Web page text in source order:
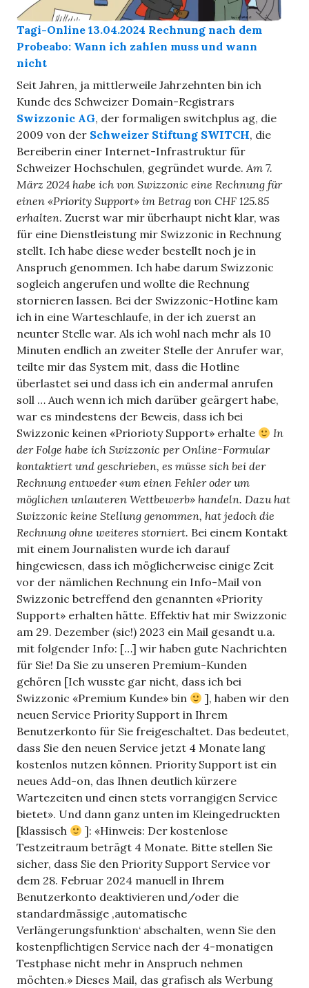
Tagi-Online 13.04.2024 Rechnung nach dem
Probeabo: Wann ich zahlen muss und wann
nicht
Seit Jahren, ja mittlerweile Jahrzehnten bin ich
Kunde des Schweizer Domain-Registrars
Swizzonic AG, der formaligen switchplus ag, die
2009 von der Schweizer Stiftung SWITCH, die
Bereiberin einer Internet-Infrastruktur für
Schweizer Hochschulen, gegründet wurde. Am 7.
März 2024 habe ich von Swizzonic eine Rechnung für
einen «Priority Support» im Betrag von CHF 125.85
erhalten. Zuerst war mir überhaupt nicht klar, was
für eine Dienstleistung mir Swizzonic in Rechnung
stellt. Ich habe diese weder bestellt noch je in
Anspruch genommen. Ich habe darum Swizzonic
sogleich angerufen und wollte die Rechnung
stornieren lassen. Bei der Swizzonic-Hotline kam
ich in eine Warteschlaufe, in der ich zuerst an
neunter Stelle war. Als ich wohl nach mehr als 10
Minuten endlich an zweiter Stelle der Anrufer war,
teilte mir das System mit, dass die Hotline
überlastet sei und dass ich ein andermal anrufen
soll … Auch wenn ich mich darüber geärgert habe,
war es mindestens der Beweis, dass ich bei
Swizzonic keinen «Priorioty Support» erhalte
In
der Folge habe ich Swizzonic per Online-Formular
kontaktiert und geschrieben, es müsse sich bei der
Rechnung entweder «um einen Fehler oder um
möglichen unlauteren Wettbewerb» handeln. Dazu hat
Swizzonic keine Stellung genommen, hat jedoch die
Rechnung ohne weiteres storniert. Bei einem Kontakt
mit einem Journalisten wurde ich darauf
hingewiesen, dass ich möglicherweise einige Zeit
vor der nämlichen Rechnung ein Info-Mail von
Swizzonic betreffend den genannten «Priority
Support» erhalten hätte. Effektiv hat mir Swizzonic
am 29. Dezember (sic!) 2023 ein Mail gesandt u.a.
mit folgender Info: […] wir haben gute Nachrichten
für Sie! Da Sie zu unseren Premium-Kunden
gehören [Ich wusste gar nicht, dass ich bei
Swizzonic «Premium Kunde» bin
], haben wir den
neuen Service Priority Support in Ihrem
Benutzerkonto für Sie freigeschaltet. Das bedeutet,
dass Sie den neuen Service jetzt 4 Monate lang
kostenlos nutzen können. Priority Support ist ein
neues Add-on, das Ihnen deutlich kürzere
Wartezeiten und einen stets vorrangigen Service
bietet». Und dann ganz unten im Kleingedruckten
[klassisch
]: «Hinweis: Der kostenlose
Testzeitraum beträgt 4 Monate. Bitte stellen Sie
sicher, dass Sie den Priority Support Service vor
dem 28. Februar 2024 manuell in Ihrem
Benutzerkonto deaktivieren und/oder die
standardmässige ‚automatische
Verlängerungsfunktion‘ abschalten, wenn Sie den
kostenpflichtigen Service nach der 4-monatigen
Testphase nicht mehr in Anspruch nehmen
möchten.» Dieses Mail, das grafisch als Werbung